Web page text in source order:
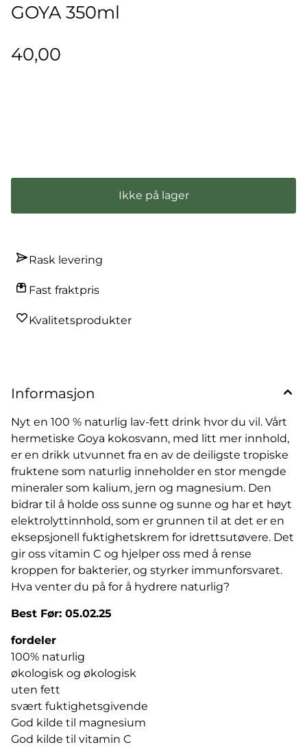
GOYA 350ml
40,00
Ikke på lager
Rask levering
Fast fraktpris
Kvalitetsprodukter
Informasjon
Nyt en 100 % naturlig lav-fett drink hvor du vil. Vårt
hermetiske Goya kokosvann, med litt mer innhold,
er en drikk utvunnet fra en av de deiligste tropiske
fruktene som naturlig inneholder en stor mengde
mineraler som kalium, jern og magnesium. Den
bidrar til å holde oss sunne og sunne og har et høyt
elektrolyttinnhold, som er grunnen til at det er en
eksepsjonell fuktighetskrem for idrettsutøvere. Det
gir oss vitamin C og hjelper oss med å rense
kroppen for bakterier, og styrker immunforsvaret.
Hva venter du på for å hydrere naturlig?
Best Før: 05.02.25
fordeler
100% naturlig
økologisk og økologisk
uten fett
svært fuktighetsgivende
God kilde til magnesium
God kilde til vitamin C